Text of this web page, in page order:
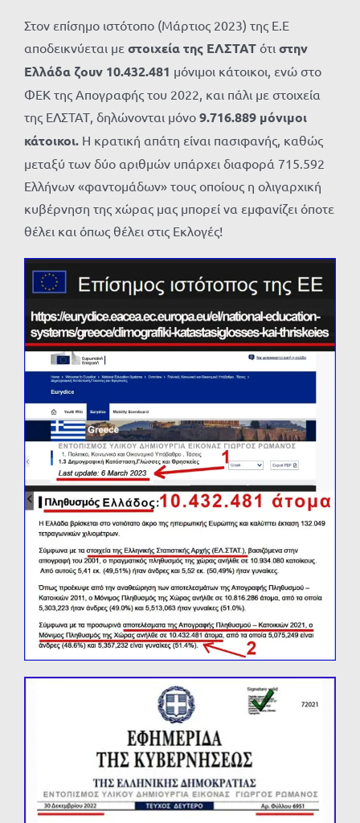
Στον επίσημο ιστότοπο (Μάρτιος 2023) της Ε.Ε
αποδεικνύεται με στοιχεία της ΕΛΣΤΑΤ ότι στην
Ελλάδα ζουν 10.432.481 μόνιμοι κάτοικοι, ενώ στο
ΦΕΚ της Απογραφής του 2022, και πάλι με στοιχεία
της ΕΛΣΤΑΤ, δηλώνονται μόνο 9.716.889 μόνιμοι
κάτοικοι. Η κρατική απάτη είναι πασιφανής, καθώς
μεταξύ των δύο αριθμών υπάρχει διαφορά 715.592
Ελλήνων «φαντομάδων» τους οποίους η ολιγαρχική
κυβέρνηση της χώρας μας μπορεί να εμφανίζει όποτε
θέλει και όπως θέλει στις Εκλογές!